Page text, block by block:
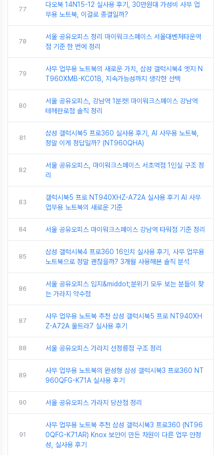
77
다오북 14N15-12 실사용 후기, 30만원대 가성비 사무 업
무용 노트북, 이걸로 종결일까?
78
서울 공유오피스 정리 마이워크스페이스 서울대벤처타운역
점 기준 한 번에 정리
79
사무 업무용 노트북의 새로운 가치, 삼성 갤럭시북4 엣지 N
T960XMB-KC01B, 지속가능성까지 생각한 선택
80
서울 공유오피스, 강남역 1분컷! 마이워크스페이스 강남역
테헤란로점 솔직 정리
81
삼성 갤럭시북5 프로360 실사용 후기, AI 사무용 노트북,
정말 이게 정답일까? (NT960QHA)
82
서울 공유오피스, 마이워크스페이스 서초역점 1인실 구조 정
리
83
갤럭시북5 프로 NT940XHZ-A72A 실사용 후기 AI 사무
업무용 노트북의 새로운 기준
84 서울 공유오피스 마이워크스페이스 강남역 타워점 기준 정리
85
삼성 갤럭시북4 프로360 16인치 실사용 후기, 사무 업무용
노트북으로 정말 괜찮을까? 3개월 사용해본 솔직 분석
86
서울 공유오피스 입지&middot;분위기 모두 보는 분들이 찾
는 가라지 약수점
87
사무 업무용 노트북 추천 삼성 갤럭시북5 프로 NT940XH
Z-A72A 울트라7 실사용 후기
88 서울 공유오피스 가라지 선정릉점 구조 정리
89
사무 업무용 노트북의 완성형 삼성 갤럭시북3 프로360 NT
960QFG-K71A 실사용 후기
90 서울 공유오피스 가라지 당산점 정리
91
사무 업무용 노트북 추천 삼성 갤럭시북3 프로360 (NT96
0QFG-K71AR) Knox 보안이 만든 차원이 다른 업무 안정
성, 실사용 후기